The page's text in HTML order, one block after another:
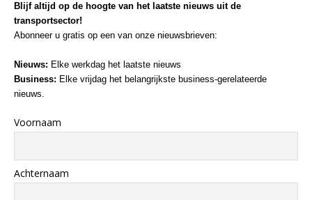
Blijf altijd op de hoogte van het laatste nieuws uit de
transportsector!
Abonneer u gratis op een van onze nieuwsbrieven:
Nieuws: Elke werkdag het laatste nieuws
Business: Elke vrijdag het belangrijkste business-gerelateerde
nieuws.
Voornaam
Achternaam